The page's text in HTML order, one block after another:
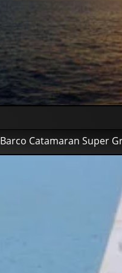
Barco Catamaran Super